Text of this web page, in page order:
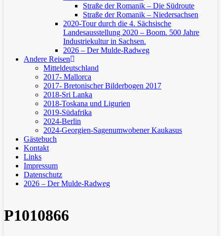
Straße der Romanik – Die Südroute
Straße der Romanik – Niedersachsen
2020-Tour durch die 4. Sächsische
Landesausstellung 2020 – Boom. 500 Jahre
Industriekultur in Sachsen.
2026 – Der Mulde-Radweg
Andere Reisen
Mitteldeutschland
2017- Mallorca
2017- Bretonischer Bilderbogen 2017
2018-Sri Lanka
2018-Toskana und Ligurien
2019-Südafrika
2024-Berlin
2024-Georgien-Sagenumwobener Kaukasus
Gästebuch
Kontakt
Links
Impressum
Datenschutz
2026 – Der Mulde-Radweg
P1010866